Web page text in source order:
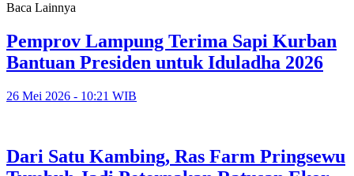
Baca Lainnya
Pemprov Lampung Terima Sapi Kurban
Bantuan Presiden untuk Iduladha 2026
26 Mei 2026 - 10:21 WIB
Dari Satu Kambing, Ras Farm Pringsewu